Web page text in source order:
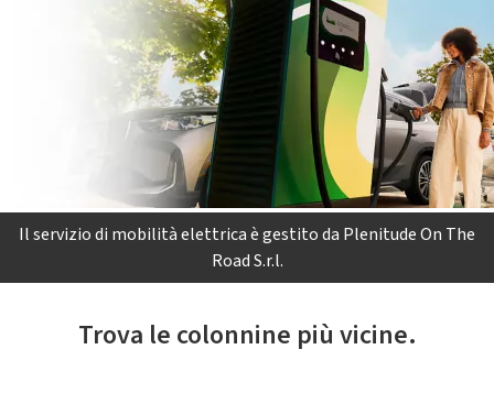
Il servizio di mobilità elettrica è gestito da Plenitude On The
Road S.r.l.
Trova le colonnine più vicine.